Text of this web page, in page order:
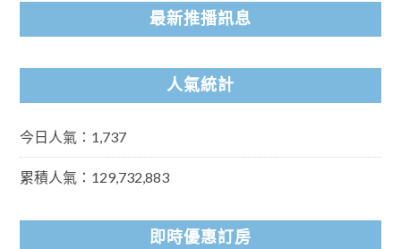
最新推播訊息
人氣統計
今日人氣：1,737
累積人氣：129,732,883
即時優惠訂房